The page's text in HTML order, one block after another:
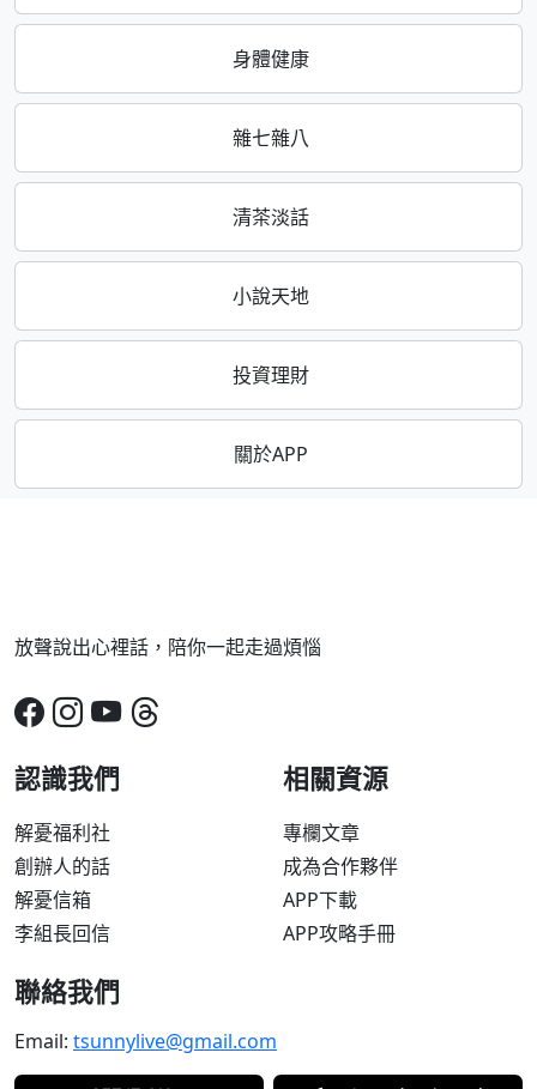
身體健康
雜七雜八
清茶淡話
小說天地
投資理財
關於APP
放聲說出心裡話，陪你一起走過煩惱
認識我們
解憂福利社
創辦人的話
解憂信箱
李組長回信
相關資源
專欄文章
成為合作夥伴
APP下載
APP攻略手冊
聯絡我們
Email: tsunnylive@gmail.com